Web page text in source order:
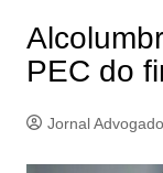
PEC do
Jornal Advogado